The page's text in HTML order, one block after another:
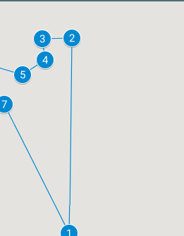
Sipáne também até a
Huanchaco.